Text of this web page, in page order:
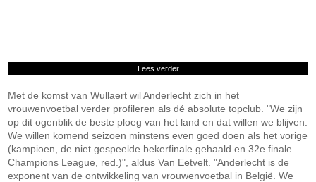
Lees verder
Met de komst van Wullaert wil Anderlecht zich in het
vrouwenvoetbal verder profileren als dé absolute topclub. "We zijn
op dit ogenblik de beste ploeg van het land en dat willen we blijven.
We willen komend seizoen minstens even goed doen als het vorige
(kampioen, de niet gespeelde bekerfinale gehaald en 32e finale
Champions League, red.)", aldus Van Eetvelt. "Anderlecht is de
exponent van de ontwikkeling van vrouwenvoetbal in België. We